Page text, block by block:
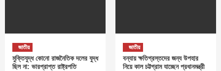
জাতীয়
মুক্তিযুদ্ধ কোনো রাজনৈতিক দলের যুদ্ধ
ছিল না: ভারপ্রাপ্ত রাষ্ট্রপতি
জাতীয়
বন্যায় ক্ষতিগ্রস্তদের জন্য উপহার
নিয়ে কাল চট্টগ্রাম যাচ্ছেন প্রধানমন্ত্রী